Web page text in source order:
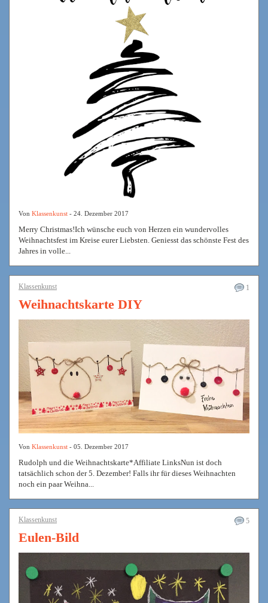
Von Klassenkunst - 24. Dezember 2017
Merry Christmas!Ich wünsche euch von Herzen ein wundervolles
Weihnachtsfest im Kreise eurer Liebsten. Geniesst das schönste Fest des
Jahres in volle...
1
Klassenkunst
Weihnachtskarte DIY
Von Klassenkunst - 05. Dezember 2017
Rudolph und die Weihnachtskarte*Affiliate LinksNun ist doch
tatsächlich schon der 5. Dezember! Falls ihr für dieses Weihnachten
noch ein paar Weihna...
5
Klassenkunst
Eulen-Bild